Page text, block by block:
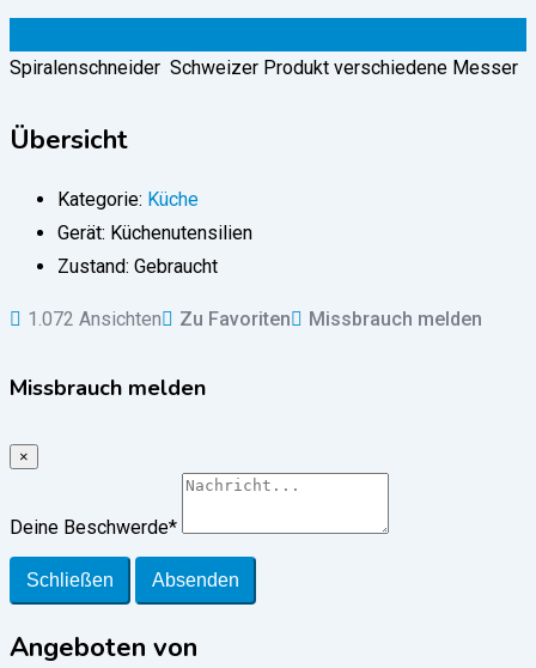
Spiralenschneider Schweizer Produkt verschiedene Messer
Übersicht
Kategorie: Küche
Gerät: Küchenutensilien
Zustand: Gebraucht
1.072 Ansichten Zu Favoriten Missbrauch melden
Missbrauch melden
×
Deine Beschwerde*
Schließen Absenden
Angeboten von